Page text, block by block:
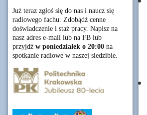
Już teraz zgłoś się do nas i naucz się
radiowego fachu. Zdobądź cenne
doświadczenie i staż pracy. Napisz na
nasz adres e-mail lub na FB lub
przyjdź w poniedziałek o 20:00 na
spotkanie radiowe w naszej siedzibie.